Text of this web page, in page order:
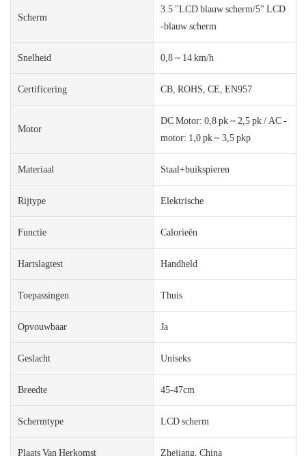
Scherm
3.5 "LCD blauw scherm/5" LCD
-blauw scherm
Snelheid 0,8 ~ 14 km/h
Certificering CB, ROHS, CE, EN957
Motor
DC Motor: 0,8 pk ~ 2,5 pk / AC -
motor: 1,0 pk ~ 3,5 pkp
Materiaal Staal+buikspieren
Rijtype Elektrische
Functie Calorieën
Hartslagtest Handheld
Toepassingen Thuis
Opvouwbaar Ja
Geslacht Uniseks
Breedte 45-47cm
Schermtype LCD scherm
Plaats Van Herkomst Zhejiang, China